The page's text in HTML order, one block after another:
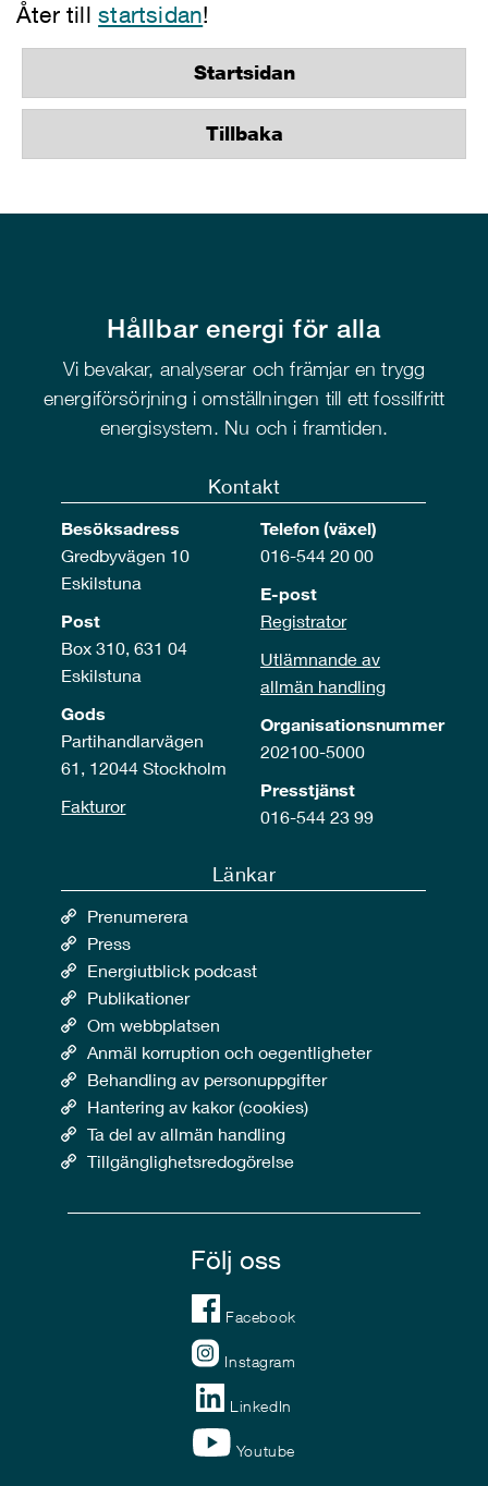
Åter tillstartsidan!
Startsidan
Tillbaka
Hållbar energi för alla
Vi bevakar, analyserar och främjar en trygg
energiförsörjning i omställningen till ett fossilfritt
energisystem. Nu och i framtiden.
Kontakt
Besöksadress
Gredbyvägen 10
Eskilstuna
Post
Box 310, 631 04
Eskilstuna
Gods
Partihandlarvägen
61, 12044 Stockholm
Fakturor
Telefon (växel)
016-544 20 00
E-post
Registrator
Utlämnande av
allmän handling
Organisationsnummer
202100-5000
Presstjänst
016-544 23 99
Länkar
Prenumerera
Press
Energiutblick podcast
Publikationer
Om webbplatsen
Anmäl korruption och oegentligheter
Behandling av personuppgifter
Hantering av kakor (cookies)
Ta del av allmän handling
Tillgänglighetsredogörelse
Följ oss
Facebook
Instagram
LinkedIn
Youtube